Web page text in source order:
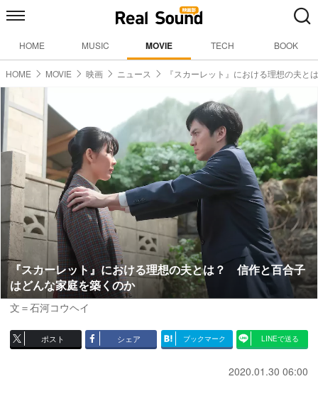
HOME MUSIC MOVIE TECH BOOK
HOME MOVIE 映画 ニュース 『スカーレット』における理想の夫と
『スカーレット』における理想の夫とは？ 信作と百合子
はどんな家庭を築くのか
文＝石河コウヘイ
ポスト シェア ブックマーク LINEで送る
2020.01.30 06:00